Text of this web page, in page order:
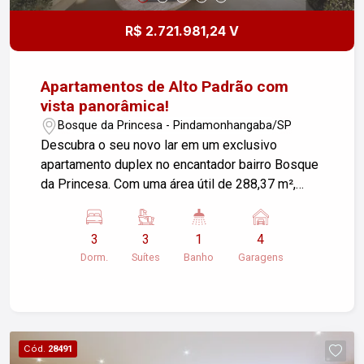
R$ 2.721.981,24 V
Apartamentos de Alto Padrão com
vista panorâmica!
Bosque da Princesa - Pindamonhangaba/SP
Descubra o seu novo lar em um exclusivo
apartamento duplex no encantador bairro Bosque
da Princesa. Com uma área útil de 288,37 m²,
sofisticação e praticidade. Características do
Apartamento: - Sala de Estar: Ampla e iluminada,
ideal para momentos de descontração e
conta com um amplo closet, banheiro equipado
com banheira, cuba dupla e dois chuveiros. -
3
Dorm.
3
Suítes
1
Banho
4
Garagens
Cód. 28491